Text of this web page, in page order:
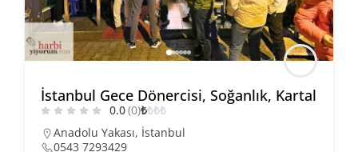
İstanbul Gece Dönercisi, Soğanlık, Kartal
0.0(0)₺₺₺₺
Anadolu Yakası, İstanbul
0543 7293429